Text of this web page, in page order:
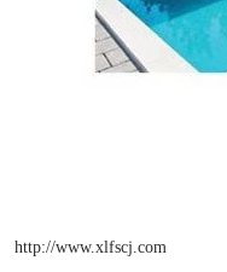
http://www.xlfscj.com